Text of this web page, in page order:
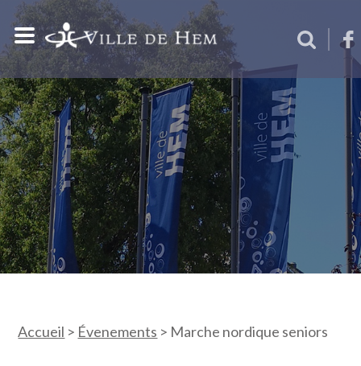
Accueil > Évenements > Marche nordique seniors